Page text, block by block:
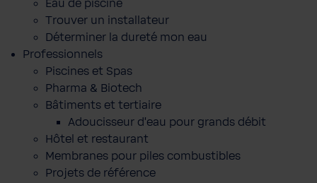
Eau de piscine
Trouver un installateur
Déterminer la dureté mon eau
Professionnels
Piscines et Spas
Pharma & Biotech
Bâtiments et tertiaire
Adoucisseur d'eau pour grands débit
Hôtel et restaurant
Membranes pour piles combustibles
Projets de référence